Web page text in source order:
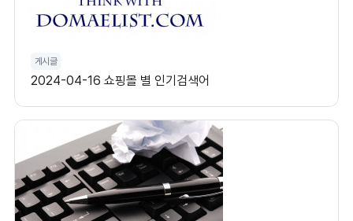
게시글
2024-04-16 쇼핑몰 별 인기검색어